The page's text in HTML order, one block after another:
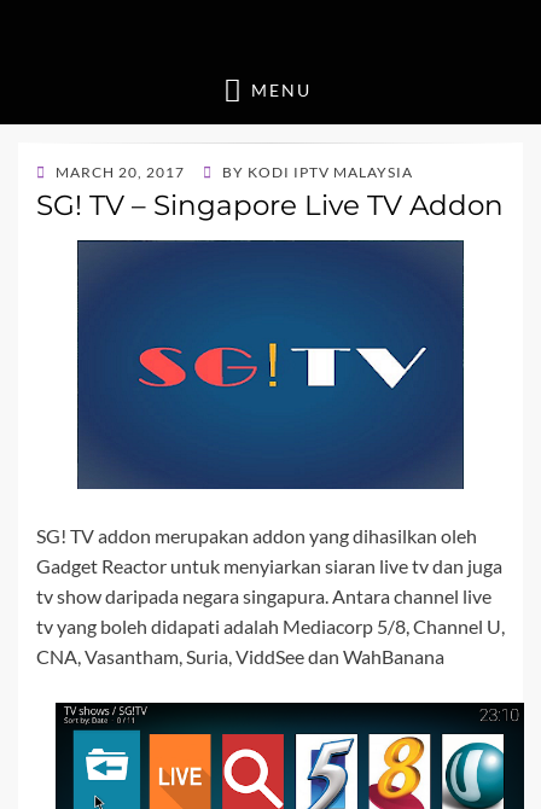
MENU
POSTED
ON
MARCH 20, 2017 BY KODI IPTV MALAYSIA
SG! TV – Singapore Live TV Addon
SG! TV addon merupakan addon yang dihasilkan oleh
Gadget Reactor untuk menyiarkan siaran live tv dan juga
tv show daripada negara singapura. Antara channel live
tv yang boleh didapati adalah Mediacorp 5/8, Channel U,
CNA, Vasantham, Suria, ViddSee dan WahBanana